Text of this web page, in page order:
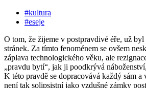
#kultura
#eseje
O tom, že žijeme v postpravdivé éře, už byl
stránek. Za tímto fenoménem se ovšem
záplava technologického věku, ale
„pravdu bytí“, jak ji poodkrývá
K této pravdě se dopracovává každý sám a
není tak solipsistní jako vzdušné zámky